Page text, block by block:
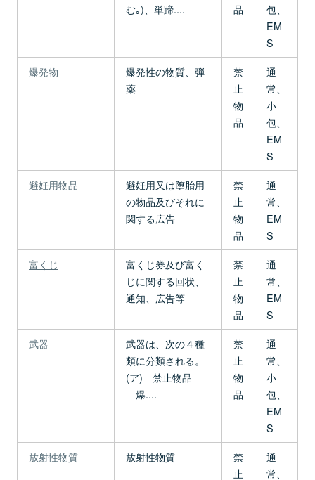
む｡)、単蹄....
品
包、
EM
S
爆発物
爆発性の物質、弾
薬
禁
止
物
品
通
常、
小
包、
EM
S
避妊用物品
避妊用又は堕胎用
の物品及びそれに
関する広告
禁
止
物
品
通
常、
EM
S
富くじ
富くじ券及び富く
じに関する回状、
通知、広告等
禁
止
物
品
通
常、
EM
S
武器
武器は、次の４種
類に分類される。
(ア) 禁止物品
爆....
禁
止
物
品
通
常、
小
包、
EM
S
放射性物質
放射性物質
禁
止
通
常、